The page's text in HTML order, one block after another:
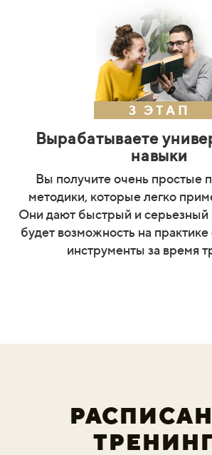
3
Вырабатываете
навыки
Вы получите очень простые
методики, которые легко
Они дают быстрый и серьезный
будет возможность на практике
инструменты за время